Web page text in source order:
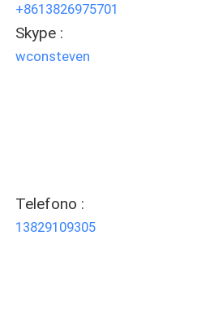
+8613826975701
Skype :
wconsteven
Telefono :
13829109305